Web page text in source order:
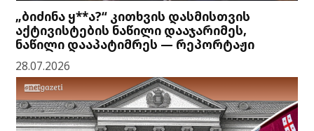
„ბიძინა ყ**ა?“ კითხვის დასმისთვის
აქტივისტების ნაწილი დააჯარიმეს,
ნაწილი დააპატიმრეს — რეპორტაჟი
28.07.2026